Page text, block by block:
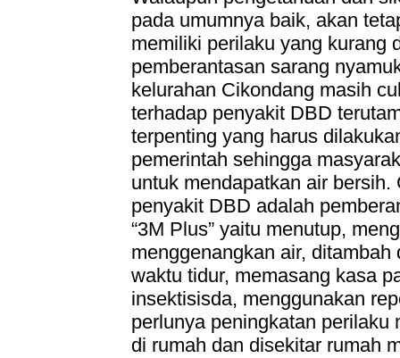
pada umumnya baik, akan
memiliki perilaku yang kurang
pemberantasan sarang
kelurahan Cikondang masih
terhadap penyakit DBD
terpenting yang harus
pemerintah sehingga
untuk mendapatkan air
penyakit DBD adalah
“3M Plus” yaitu menutup,
menggenangkan air,
waktu tidur, memasang kasa
insektisisda, menggunakan
perlunya peningkatan
di rumah dan disekitar rumah